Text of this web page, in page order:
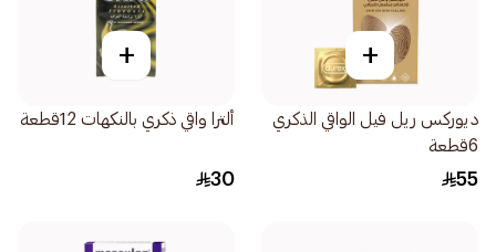
+
ديوركس ريل فيل الواقي الذكري
6قطعة
55
+
ألترا واقي ذكري بالنكهات 12قطعة
30